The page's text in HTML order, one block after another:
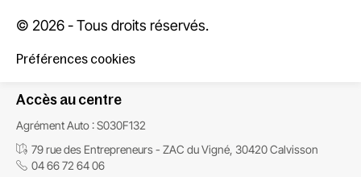
© 2026 - Tous droits réservés.
Préférences cookies
Accès au centre
Agrément Auto : S030F132
79 rue des Entrepreneurs - ZAC du Vigné, 30420 Calvisson
04 66 72 64 06